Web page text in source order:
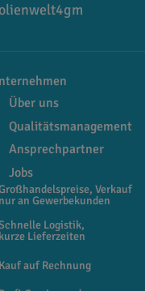
Über uns
Qualitätsmanagement
Ansprechpartner
Jobs
Verkauf
nur an Gewerbekunden
Logistik,
kurze Lieferzeiten
Kauf auf Rechnung